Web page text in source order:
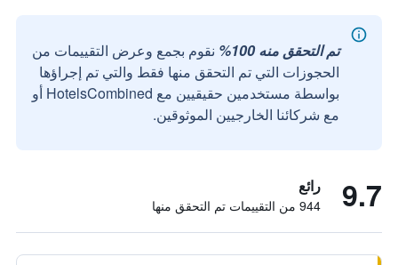
تم التحقق منه 100%
نقوم بجمع وعرض التقييمات من
الحجوزات التي تم التحقق منها فقط والتي تم إجراؤها
بواسطة مستخدمين حقيقيين مع HotelsCombined أو
مع شركائنا الخارجيين الموثوقين.
9.7 رائع
944 من التقييمات تم التحقق منها